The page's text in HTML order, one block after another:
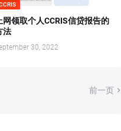
上网领取个人CCRIS信贷报告的
法
30, 2022
前一页